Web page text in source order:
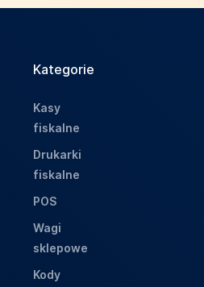
Kategorie
Kasy
fiskalne
Drukarki
fiskalne
POS
Wagi
sklepowe
Kody